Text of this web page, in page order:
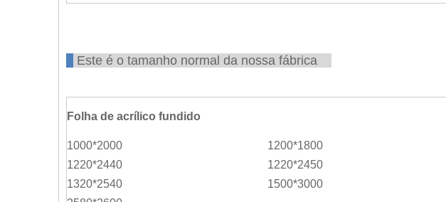
Este é o tamanho normal da nossa fábrica
Folha de acrílico fundido
1000*2000 1200*1800
1220*2440
1220*2450
1320*2540
1500*3000